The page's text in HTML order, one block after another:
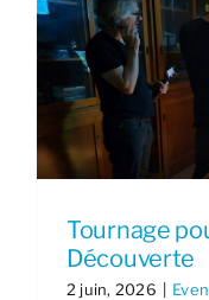
Tournage
Découverte
2 juin, 2026